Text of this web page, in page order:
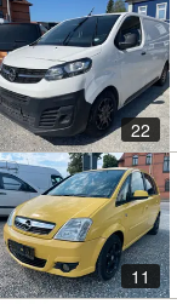
22
11